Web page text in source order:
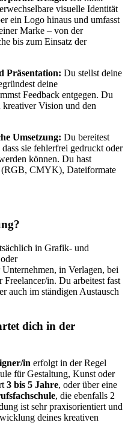
visuelle Identität
ein Logo hinaus und umfasst
Marke – von der
bis zum Einsatz der
Präsentation: Du stellst deine
deine
Feedback entgegen. Du
Vision und den
Umsetzung: Du bereitest
sie fehlerfrei gedruckt oder
können. Du hast
(RGB, CMYK), Dateiformate
in Grafik- und
in Verlagen, bei
Freelancer/in. Du arbeitest fast
auch im ständigen Austausch
dich in der
in erfolgt in der Regel
für Gestaltung, Kunst oder
3 bis 5 Jahre, oder über eine
, die ebenfalls 2
ist sehr praxisorientiert und
deines kreativen